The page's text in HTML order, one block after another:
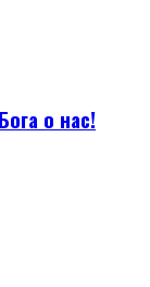
о нас!